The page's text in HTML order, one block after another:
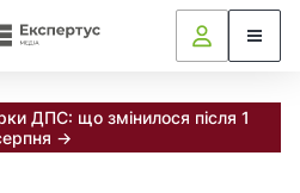
ДПС: що змінилося після 1
→